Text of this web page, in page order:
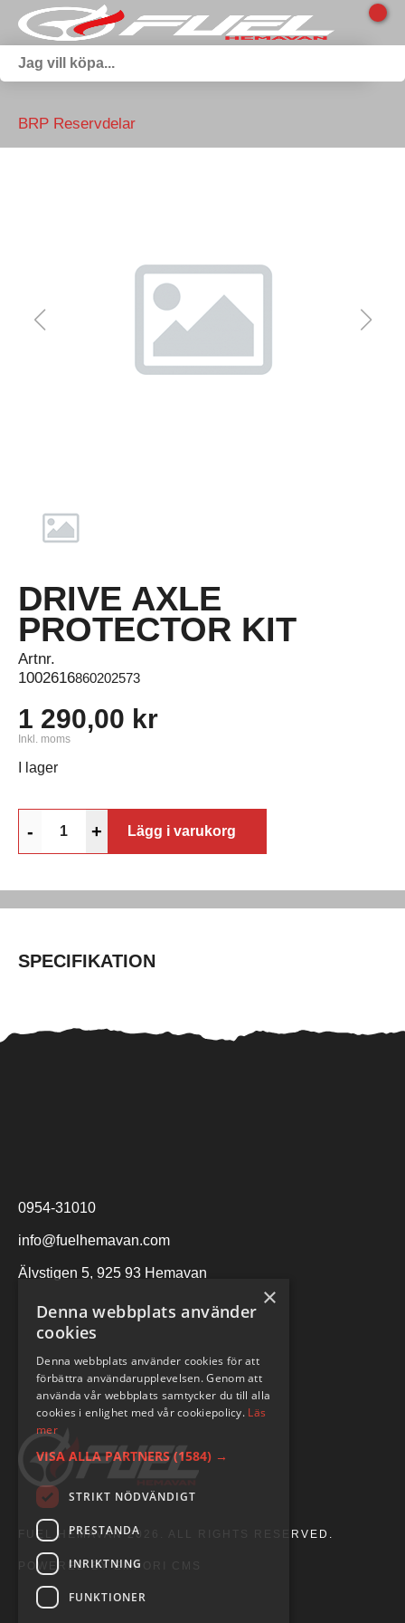
BRP Reservdelar
DRIVE AXLE
PROTECTOR KIT
Artnr.
1002616860202573
1 290,00 kr
Inkl. moms
I lager
- + Lägg i varukorg
SPECIFIKATION
0954-31010
info@fuelhemavan.com
Älvstigen 5, 925 93 Hemavan
FUEL HEMAVAN 2026. ALL RIGHTS RESERVED.
POWERED BY EMPORI CMS
×
Denna webbplats använder
cookies
Denna webbplats använder cookies för att
förbättra användarupplevelsen. Genom att
använda vår webbplats samtycker du till alla
cookies i enlighet med vår cookiepolicy. Läs
mer
VISA ALLA PARTNERS (1584) →
STRIKT NÖDVÄNDIGT
PRESTANDA
INRIKTNING
FUNKTIONER